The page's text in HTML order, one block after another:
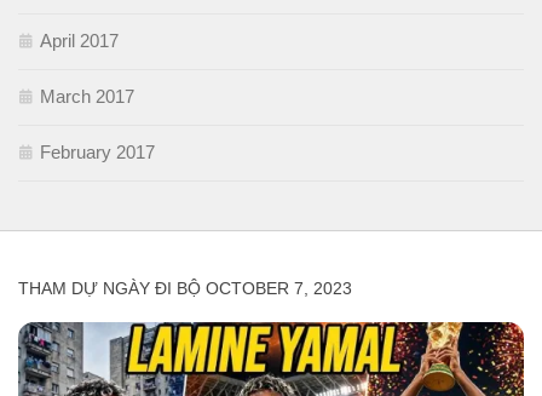
April 2017
March 2017
February 2017
THAM DỰ NGÀY ĐI BỘ OCTOBER 7, 2023